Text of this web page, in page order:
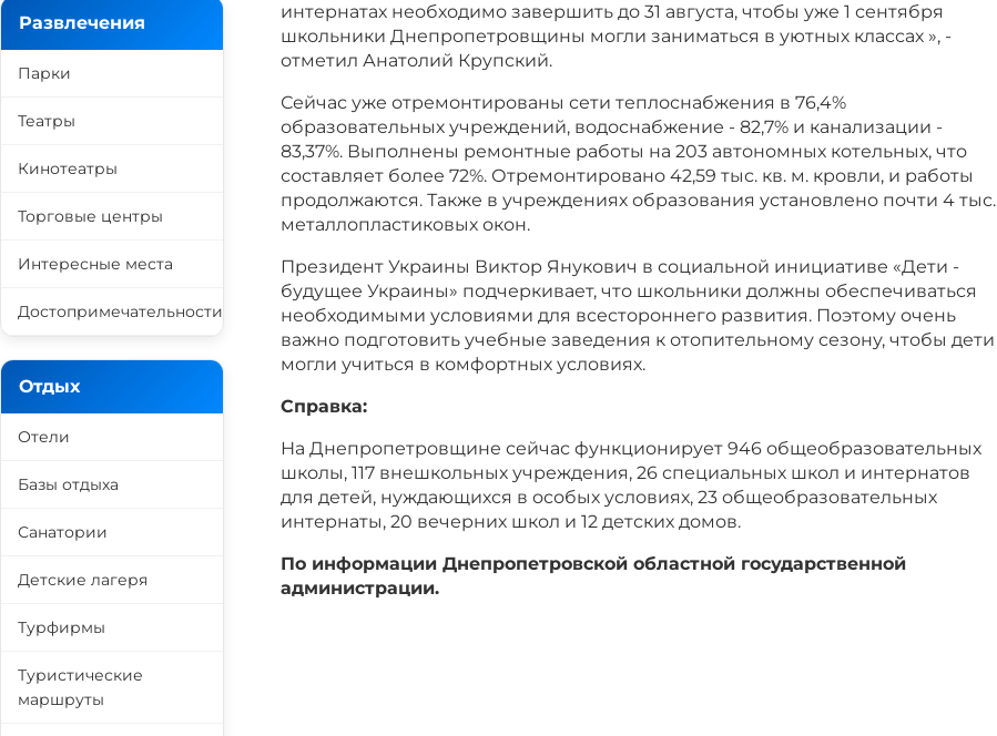
интернатах необходимо завершить до 31 августа, чтобы уже 1 сентября
школьники Днепропетровщины могли заниматься в уютных классах », -
отметил Анатолий Крупский.
Сейчас уже отремонтированы сети теплоснабжения в 76,4%
образовательных учреждений, водоснабжение - 82,7% и канализации -
83,37%. Выполнены ремонтные работы на 203 автономных котельных, что
составляет более 72%. Отремонтировано 42,59 тыс. кв. м. кровли, и работы
продолжаются. Также в учреждениях образования установлено почти 4 тыс.
металлопластиковых окон.
Президент Украины Виктор Янукович в социальной инициативе «Дети -
будущее Украины» подчеркивает, что школьники должны обеспечиваться
необходимыми условиями для всестороннего развития. Поэтому очень
важно подготовить учебные заведения к отопительному сезону, чтобы дети
могли учиться в комфортных условиях.
Справка:
На Днепропетровщине сейчас функционирует 946 общеобразовательных
школы, 117 внешкольных учреждения, 26 специальных школ и интернатов
для детей, нуждающихся в особых условиях, 23 общеобразовательных
интернаты, 20 вечерних школ и 12 детских домов.
По информации Днепропетровской областной государственной
администрации.
Развлечения
Парки
Театры
Кинотеатры
Торговые центры
Интересные места
Достопримечательности
Отдых
Отели
Базы отдыха
Санатории
Детские лагеря
Турфирмы
Туристические
маршруты